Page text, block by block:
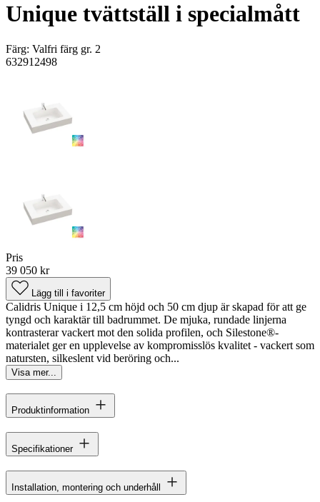
Unique tvättställ i specialmått
Färg: Valfri färg gr. 2
632912498
Pris
39 050 kr
Lägg till i favoriter
Calidris Unique i 12,5 cm höjd och 50 cm djup är skapad för att ge
tyngd och karaktär till badrummet. De mjuka, rundade linjerna
kontrasterar vackert mot den solida profilen, och Silestone®-
materialet ger en upplevelse av kompromisslös kvalitet - vackert som
natursten, silkeslent vid beröring och...
Visa mer...
Produktinformation
Specifikationer
Installation, montering och underhåll